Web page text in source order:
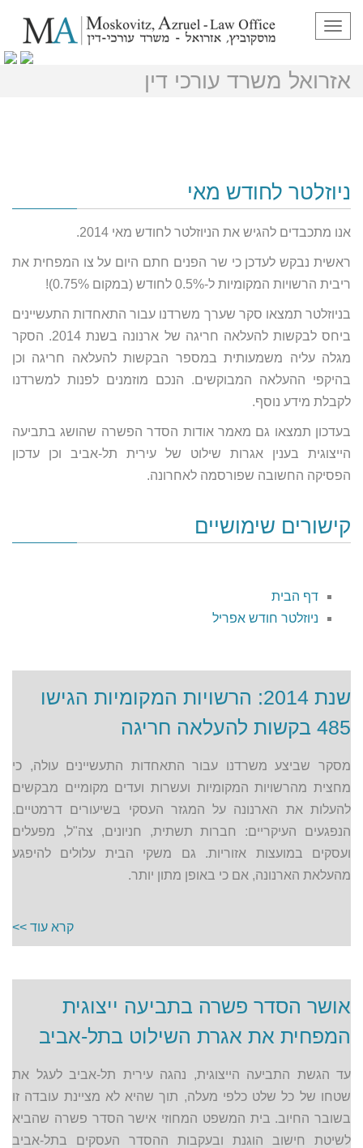
תפריט
ניוזלטר חודש מאי 2014- מוסקוביץ
אזרואל משרד עורכי דין
ניוזלטר לחודש מאי
אנו מתכבדים להגיש את הניוזלטר לחודש מאי 2014.
ראשית נבקש לעדכן כי שר הפנים חתם היום על צו המפחית את
ריבית הרשויות המקומיות ל-0.5% לחודש (במקום 0.75%)!
בניוזלטר תמצאו סקר שערך משרדנו עבור התאחדות התעשיינים
ביחס לבקשות להעלאה חריגה של ארנונה בשנת 2014. הסקר
מגלה עליה משמעותית במספר הבקשות להעלאה חריגה וכן
בהיקפי ההעלאה המבוקשים. הנכם מוזמנים לפנות למשרדנו
לקבלת מידע נוסף.
בעדכון תמצאו גם מאמר אודות הסדר הפשרה שהושג בתביעה
הייצוגית בענין אגרות שילוט של עירית תל-אביב וכן עדכון
הפסיקה החשובה שפורסמה לאחרונה.
קישורים שימושיים
דף הבית
ניוזלטר חודש אפריל
שנת 2014: הרשויות המקומיות הגישו
485 בקשות להעלאה חריגה
מסקר שביצע משרדנו עבור התאחדות התעשיינים עולה, כי
מחצית מהרשויות המקומיות ועשרות ועדים מקומיים מבקשים
להעלות את הארנונה על המגזר העסקי בשיעורים דרמטיים.
הנפגעים העיקריים: חברות תשתית, חניונים, צה"ל, מפעלים
ועסקים במועצות אזוריות. גם משקי הבית עלולים להיפגע
מהעלאת הארנונה, אם כי באופן מתון יותר.
קרא עוד >>
אושר הסדר פשרה בתביעה ייצוגית
המפחית את אגרת השילוט בתל-אביב
עד הגשת התביעה הייצוגית, נהגה עירית תל-אביב לעגל את
שטחו של כל שלט כלפי מעלה, תוך שהיא לא מציינת עובדה זו
בשובר החיוב. בית המשפט המחוזי אישר הסדר פשרה שהביא
לשיטת חישוב הוגנת ובעקבות ההסדר העסקים בתל-אביב